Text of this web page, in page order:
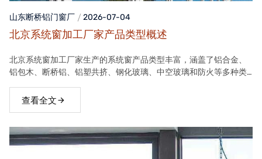
山东断桥铝门窗厂 2026-07-04
北京系统窗加工厂家产品类型概述
北京系统窗加工厂家生产的系统窗产品类型丰富，涵盖了铝合金、
铝包木、断桥铝、铝塑共挤、钢化玻璃、中空玻璃和防火等多种类
满足不同客户的需求。
查看全文